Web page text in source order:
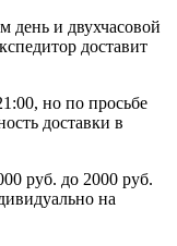
день и двухчасовой
доставит
но по просьбе
доставки в
руб. до 2000 руб.
на